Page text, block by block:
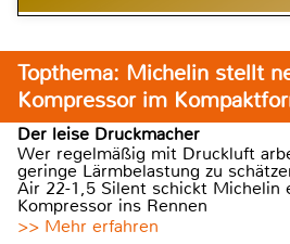
Topthema: Michelin stellt
Kompressor im
Der leise Druckmacher
Wer regelmäßig mit Druckluft
geringe Lärmbelastung zu
Air 22-1,5 Silent schickt Michelin
Kompressor ins Rennen
>> Mehr erfahren